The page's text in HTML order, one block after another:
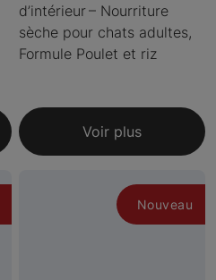
d’intérieur – Nourriture
sèche pour chats adultes,
Formule Poulet et riz
Voir plus
Nouveau